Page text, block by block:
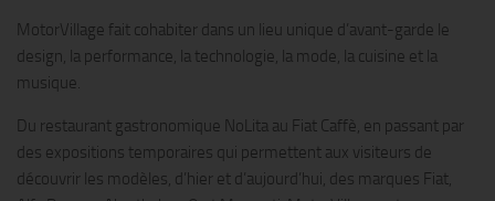
MotorVillage fait cohabiter dans un lieu unique d’avant-garde le
design, la performance, la technologie, la mode, la cuisine et la
musique.
Du restaurant gastronomique NoLita au Fiat Caffè, en passant par
des expositions temporaires qui permettent aux visiteurs de
découvrir les modèles, d’hier et d’aujourd’hui, des marques Fiat,